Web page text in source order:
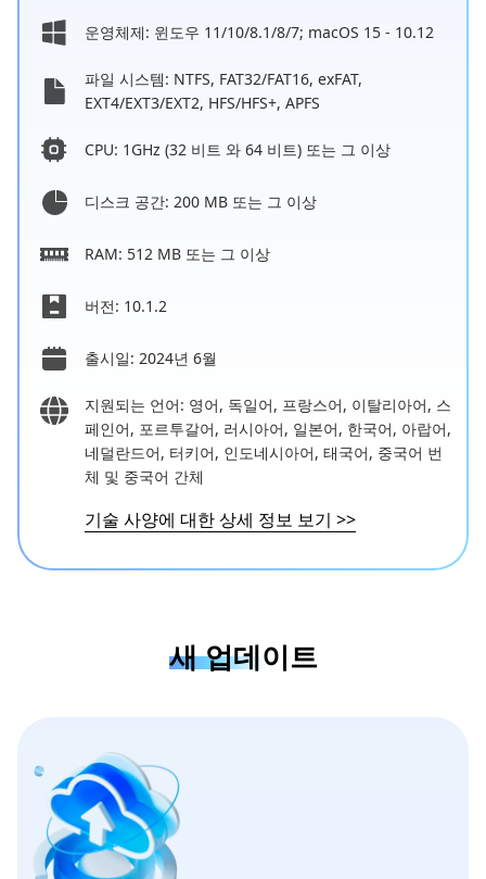
운영체제: 윈도우 11/10/8.1/8/7; macOS 15 - 10.12
파일 시스템: NTFS, FAT32/FAT16, exFAT,
EXT4/EXT3/EXT2, HFS/HFS+, APFS
CPU: 1GHz (32 비트 와 64 비트) 또는 그 이상
디스크 공간: 200 MB 또는 그 이상
RAM: 512 MB 또는 그 이상
버전: 10.1.2
출시일: 2024년 6월
지원되는 언어: 영어, 독일어, 프랑스어, 이탈리아어, 스
페인어, 포르투갈어, 러시아어, 일본어, 한국어, 아랍어,
네덜란드어, 터키어, 인도네시아어, 태국어, 중국어 번
체 및 중국어 간체
기술 사양에 대한 상세 정보 보기 >>
새 업데이트